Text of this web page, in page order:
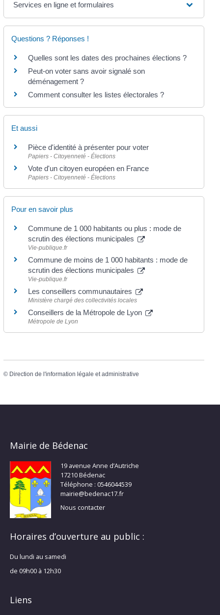
Services en ligne et formulaires
Questions ? Réponses !
Quelles sont les dates des prochaines élections ?
Peut-on voter sans avoir signalé son
déménagement ?
Comment consulter les listes électorales ?
Et aussi
Pièce d'identité à présenter pour voter
Papiers - Citoyenneté - Élections
Vote d'un citoyen européen en France
Papiers - Citoyenneté - Élections
Pour en savoir plus
Commune de 1 000 habitants ou plus : mode de
scrutin des élections municipales
Vie-publique.fr
Commune de moins de 1 000 habitants : mode de
scrutin des élections municipales
Vie-publique.fr
Les conseillers communautaires
Ministère chargé des collectivités locales
Conseillers de la Métropole de Lyon
Métropole de Lyon
© Direction de l'information légale et administrative
Mairie de Bédenac
19 avenue Anne d’Autriche
17210 Bédenac
Téléphone : 0546044539
mairie@bedenac17.fr
Nous contacter
Horaires d’ouverture au public :
Du lundi au samedi
de 09h00 à 12h30
Liens